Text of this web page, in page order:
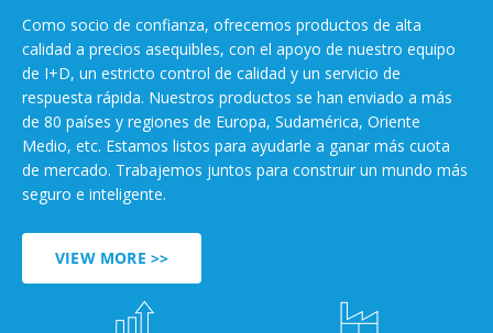
Como socio de confianza, ofrecemos productos de alta
calidad a precios asequibles, con el apoyo de nuestro equipo
de I+D, un estricto control de calidad y un servicio de
respuesta rápida. Nuestros productos se han enviado a más
de 80 países y regiones de Europa, Sudamérica, Oriente
Medio, etc. Estamos listos para ayudarle a ganar más cuota
de mercado. Trabajemos juntos para construir un mundo más
seguro e inteligente.
VIEW MORE >>